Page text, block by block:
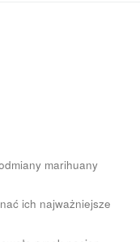
marihuany
ich najważniejsze